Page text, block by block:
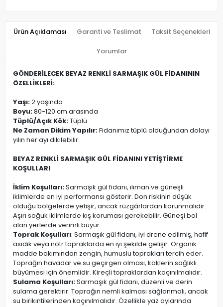
Ürün Açıklaması Garanti ve Teslimat Taksit Seçenekleri
Yorumlar
GÖNDERİLECEK BEYAZ RENKLİ SARMAŞIK GÜL FİDANININ
ÖZELLİKLERİ:
Yaşı:2 yaşında
Boyu:80-120 cm arasında
Tüplü/Açık Kök:Tüplü
Ne Zaman Dikim Yapılır:Fidanımız tüplü olduğundan dolayı
yılın her ayı dikilebilir.
BEYAZ RENKLİ SARMAŞIK GÜL FİDANINI YETİŞTİRME
KOŞULLARI
İklim Koşulları:Sarmaşık gül fidanı, ılıman ve güneşli
iklimlerde en iyi performansı gösterir. Don riskinin düşük
olduğu bölgelerde yetişir, ancak rüzgârlardan korunmalıdır.
Aşırı soğuk iklimlerde kış koruması gerekebilir. Güneşi bol
alan yerlerde verimli büyür.
Toprak Koşulları: Sarmaşık gül fidanı, iyi drene edilmiş, hafif
asidik veya nötr topraklarda en iyi şekilde gelişir. Organik
madde bakımından zengin, humuslu toprakları tercih eder.
Toprağın havadar ve su geçirgen olması, köklerin sağlıklı
büyümesi için önemlidir. Kireçli topraklardan kaçınılmalıdır.
Sulama Koşulları:Sarmaşık gül fidanı, düzenli ve derin
sulama gerektirir. Toprağın nemli kalması sağlanmalı, ancak
su birikintilerinden kaçınılmalıdır. Özellikle yaz aylarında